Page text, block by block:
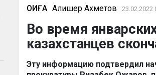
ОҚИҒА Алишер Ахметов 23.02.2022
Во время
казахстанцев
Эту информацию подтвердил